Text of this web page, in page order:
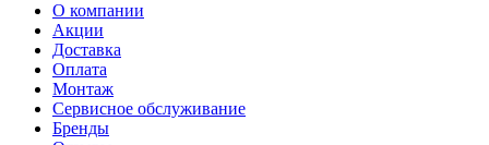
О компании
Акции
Доставка
Оплата
Монтаж
Сервисное обслуживание
Бренды